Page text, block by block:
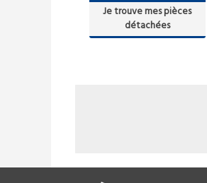
Je trouve mes pièces
détachées